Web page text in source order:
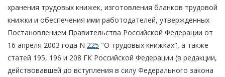
хранения трудовых книжек, изготовления бланков трудовой
книжки и обеспечения ими работодателей, утвержденных
Постановлением Правительства Российской Федерации от
16 апреля 2003 года N 225 "О трудовых книжках", а также
статей 195, 196 и 208 ГК Российской Федерации (в редакции,
действовавшей до вступления в силу Федерального закона